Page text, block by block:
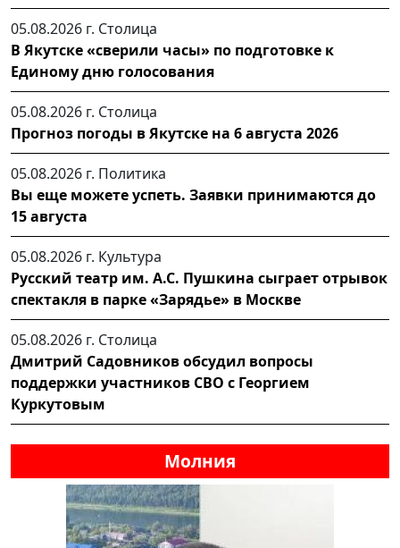
05.08.2026 г. Столица
В Якутске «сверили часы» по подготовке к
Единому дню голосования
05.08.2026 г. Столица
Прогноз погоды в Якутске на 6 августа 2026
05.08.2026 г. Политика
Вы еще можете успеть. Заявки принимаются до
15 августа
05.08.2026 г. Культура
Русский театр им. А.С. Пушкина сыграет отрывок
спектакля в парке «Зарядье» в Москве
05.08.2026 г. Столица
Дмитрий Садовников обсудил вопросы
поддержки участников СВО с Георгием
Куркутовым
Молния